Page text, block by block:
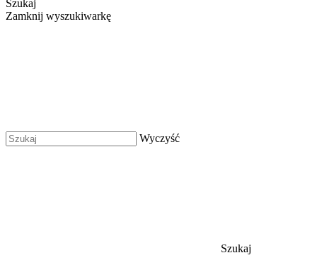
Szukaj
Zamknij wyszukiwarkę
Wyczyść
Szukaj